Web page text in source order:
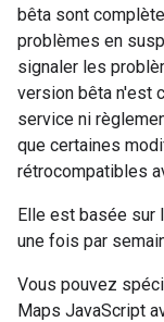
bêta sont
problèmes en
signaler les
version bêta n'est
service ni
que certaines
rétrocompatibles
Elle est basée sur
une fois par
Vous pouvez
Maps JavaScript